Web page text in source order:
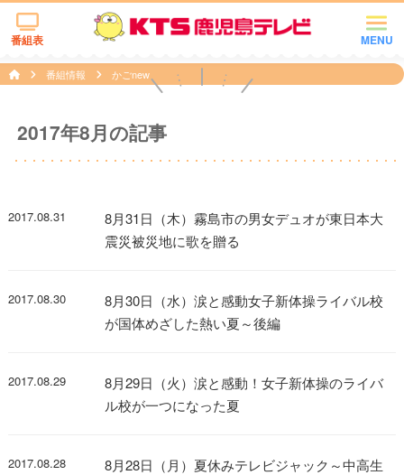
MENU
番組表
番組情報 かごnew
2017年8月の記事
2017.08.31
8月31日（木）霧島市の男女デュオが東日本大
震災被災地に歌を贈る
2017.08.30
8月30日（水）涙と感動女子新体操ライバル校
が国体めざした熱い夏～後編
2017.08.29
8月29日（火）涙と感動！女子新体操のライバ
ル校が一つになった夏
2017.08.28
8月28日（月）夏休みテレビジャック～中高生